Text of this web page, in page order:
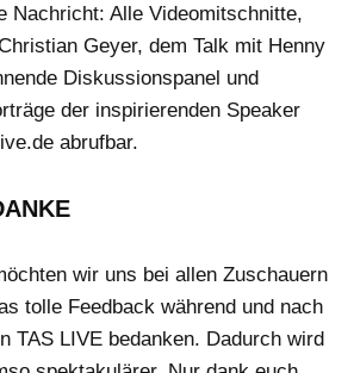
Nachricht: Alle Videomitschnitte,
Geyer, dem Talk mit Henny
Diskussionspanel und
der inspirierenden Speaker
abrufbar.
wir uns bei allen Zuschauern
tolle Feedback während und nach
TAS LIVE bedanken. Dadurch wird